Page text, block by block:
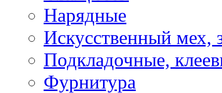
Нарядные
Искусственный мех,
Подкладочные,
Фурнитура